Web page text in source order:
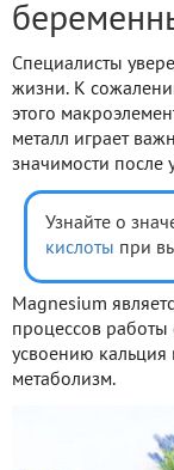
Специалисты
жизни. К
этого
металл играет
значимости после
Узнайте о
кислоты при
Magnesium
процессов работы
усвоению кальция
метаболизм.